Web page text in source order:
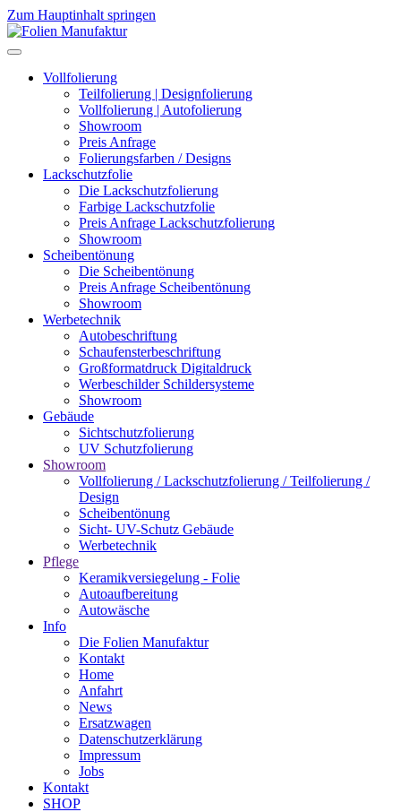
Zum Hauptinhalt springen
Vollfolierung
Teilfolierung | Designfolierung
Vollfolierung | Autofolierung
Showroom
Preis Anfrage
Folierungsfarben / Designs
Lackschutzfolie
Die Lackschutzfolierung
Farbige Lackschutzfolie
Preis Anfrage Lackschutzfolierung
Showroom
Scheibentönung
Die Scheibentönung
Preis Anfrage Scheibentönung
Showroom
Werbetechnik
Autobeschriftung
Schaufensterbeschriftung
Großformatdruck Digitaldruck
Werbeschilder Schildersysteme
Showroom
Gebäude
Sichtschutzfolierung
UV Schutzfolierung
Showroom
Vollfolierung / Lackschutzfolierung / Teilfolierung /
Design
Scheibentönung
Sicht- UV-Schutz Gebäude
Werbetechnik
Pflege
Keramikversiegelung - Folie
Autoaufbereitung
Autowäsche
Info
Die Folien Manufaktur
Kontakt
Home
Anfahrt
News
Ersatzwagen
Datenschutzerklärung
Impressum
Jobs
Kontakt
SHOP